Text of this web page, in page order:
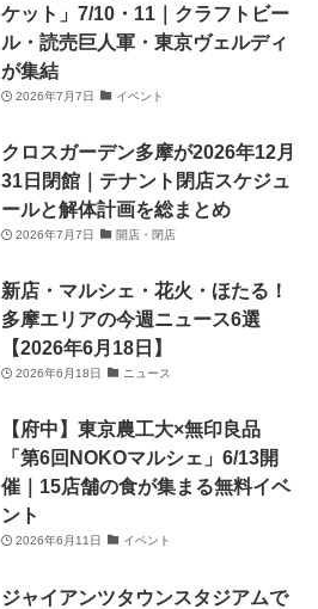
ケット」7/10・11｜クラフトビー
ル・読売巨人軍・東京ヴェルディ
が集結
2026年7月7日 イベント
クロスガーデン多摩が2026年12月
31日閉館｜テナント閉店スケジュ
ールと解体計画を総まとめ
2026年7月7日 開店・閉店
新店・マルシェ・花火・ほたる！
多摩エリアの今週ニュース6選
【2026年6月18日】
2026年6月18日 ニュース
【府中】東京農工大×無印良品
「第6回NOKOマルシェ」6/13開
催｜15店舗の食が集まる無料イベ
ント
2026年6月11日 イベント
ジャイアンツタウンスタジアムで